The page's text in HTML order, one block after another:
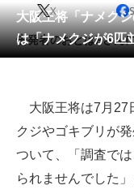
会員記事
メディア
ITの今と未来を見通す
スマホと通信の最新
進化するPCとデバイ
大阪王将「ナメク
は「ナメクジが6匹
X
告発者のおとはPさん
大阪王将は7月27
クジやゴキブリが
ついて、「調査で
られませんでした